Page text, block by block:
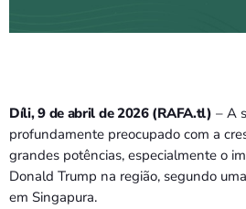
Díli, 9 de abril de 2026 (RAFA.tl) – A
profundamente preocupado com a
grandes potências, especialmente o
Donald Trump na região, segundo
em Singapura.